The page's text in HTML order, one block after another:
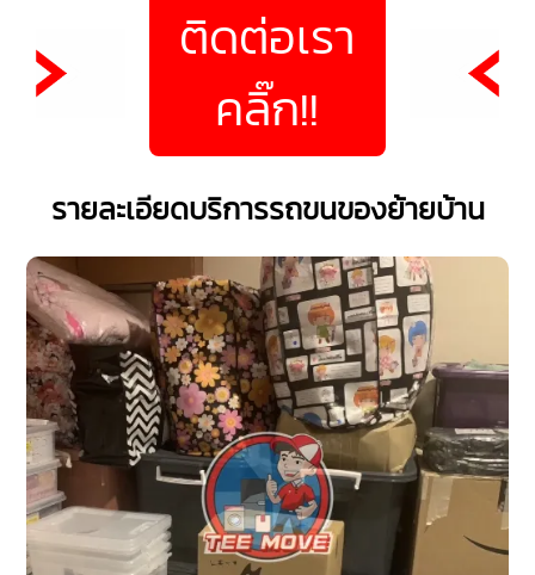
ติดต่อเรา
คลิ๊ก!!
รายละเอียดบริการรถขนของย้ายบ้าน